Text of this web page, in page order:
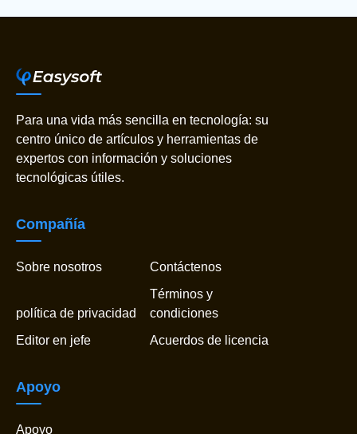
Para una vida más sencilla en tecnología: su
centro único de artículos y herramientas de
expertos con información y soluciones
tecnológicas útiles.
Compañía
Sobre nosotros Contáctenos
política de privacidad
Términos y
condiciones
Editor en jefe
Acuerdos de licencia
Apoyo
Apoyo